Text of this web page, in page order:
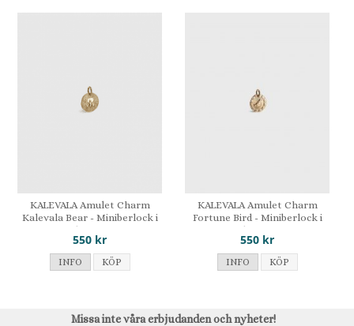
KALEVALA Amulet Charm
Kalevala Bear - Miniberlock i
brons
550 kr
INFO KÖP
KALEVALA Amulet Charm
Fortune Bird - Miniberlock i
brons
550 kr
INFO KÖP
Missa inte våra erbjudanden och nyheter!